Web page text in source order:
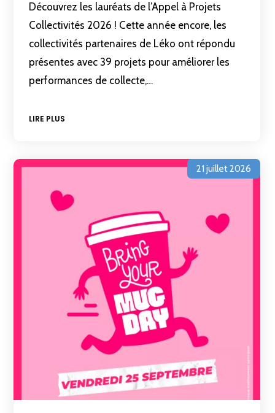
Découvrez les lauréats de l’Appel à Projets
Collectivités 2026 ! Cette année encore, les
collectivités partenaires de Léko ont répondu
présentes avec 39 projets pour améliorer les
performances de collecte,…
LIRE PLUS
21 juillet 2026